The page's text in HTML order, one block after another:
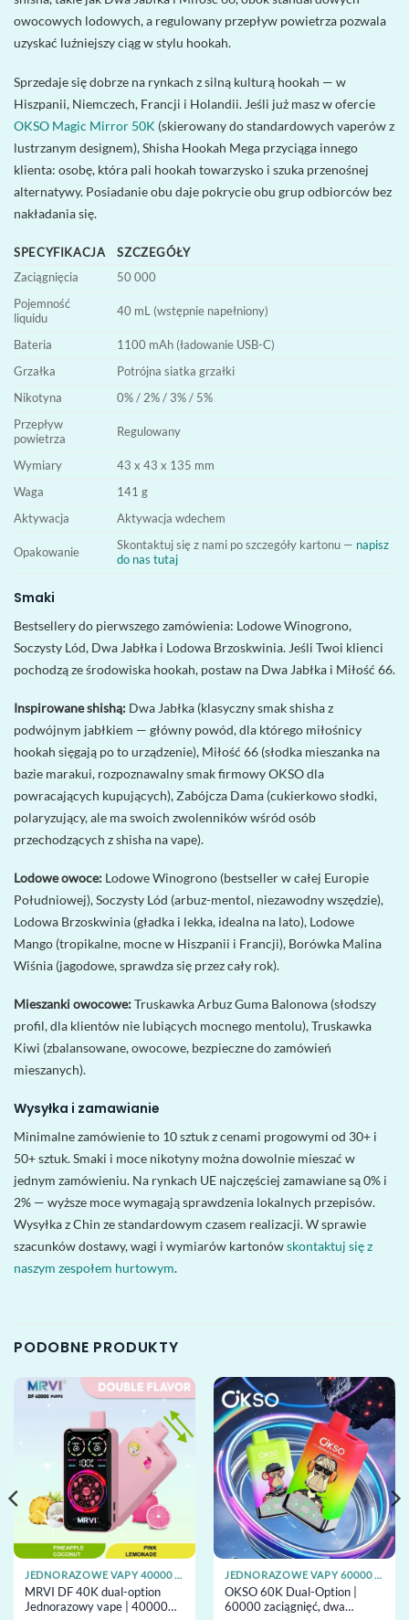
owocowych lodowych, a regulowany przepływ powietrza pozwala
uzyskać luźniejszy ciąg w stylu hookah.
Sprzedaje się dobrze na rynkach z silną kulturą hookah — w
Hiszpanii, Niemczech, Francji i Holandii. Jeśli już masz w ofercie
OKSO Magic Mirror 50K (skierowany do standardowych vaperów z
lustrzanym designem), Shisha Hookah Mega przyciąga innego
klienta: osobę, która pali hookah towarzysko i szuka przenośnej
alternatywy. Posiadanie obu daje pokrycie obu grup odbiorców bez
nakładania się.
SPECYFIKACJA
SZCZEGÓŁY
Zaciągnięcia
50 000
Pojemność
liquidu
40 mL (wstępnie napełniony)
Bateria
1100 mAh (ładowanie USB-C)
Grzałka
Potrójna siatka grzałki
Nikotyna
0% / 2% / 3% / 5%
Przepływ
powietrza
Regulowany
Wymiary
43 x 43 x 135 mm
Waga
141 g
Aktywacja
Aktywacja wdechem
Opakowanie
Skontaktuj się z nami po szczegóły kartonu — napisz
do nas tutaj
Smaki
Bestsellery do pierwszego zamówienia: Lodowe Winogrono,
Soczysty Lód, Dwa Jabłka i Lodowa Brzoskwinia. Jeśli Twoi klienci
pochodzą ze środowiska hookah, postaw na Dwa Jabłka i Miłość 66.
Inspirowane shishą: Dwa Jabłka (klasyczny smak shisha z
podwójnym jabłkiem — główny powód, dla którego miłośnicy
hookah sięgają po to urządzenie), Miłość 66 (słodka mieszanka na
bazie marakui, rozpoznawalny smak firmowy OKSO dla
powracających kupujących), Zabójcza Dama (cukierkowo słodki,
polaryzujący, ale ma swoich zwolenników wśród osób
przechodzących z shisha na vape).
Lodowe owoce: Lodowe Winogrono (bestseller w całej Europie
Południowej), Soczysty Lód (arbuz-mentol, niezawodny wszędzie),
Lodowa Brzoskwinia (gładka i lekka, idealna na lato), Lodowe
Mango (tropikalne, mocne w Hiszpanii i Francji), Borówka Malina
Wiśnia (jagodowe, sprawdza się przez cały rok).
Mieszanki owocowe:Truskawka Arbuz Guma Balonowa (słodszy
profil, dla klientów nie lubiących mocnego mentolu), Truskawka
Kiwi (zbalansowane, owocowe, bezpieczne do zamówień
mieszanych).
Wysyłka i zamawianie
Minimalne zamówienie to 10 sztuk z cenami progowymi od 30+ i
50+ sztuk. Smaki i moce nikotyny można dowolnie mieszać w
jednym zamówieniu. Na rynkach UE najczęściej zamawiane są 0% i
2% — wyższe moce wymagają sprawdzenia lokalnych przepisów.
Wysyłka z Chin ze standardowym czasem realizacji. W sprawie
szacunków dostawy, wagi i wymiarów kartonówskontaktuj się z
naszym zespołem hurtowym.
PODOBNE PRODUKTY
JEDNORAZOWE VAPY 40000 ZACIĄGNIĘĆ
MRVI DF 40K dual-option
Jednorazowy vape | 40000
JEDNORAZOWE VAPY 60000 ZACIĄGNIĘĆ
OKSO 60K Dual-Option |
60000 zaciągnięć, dwa